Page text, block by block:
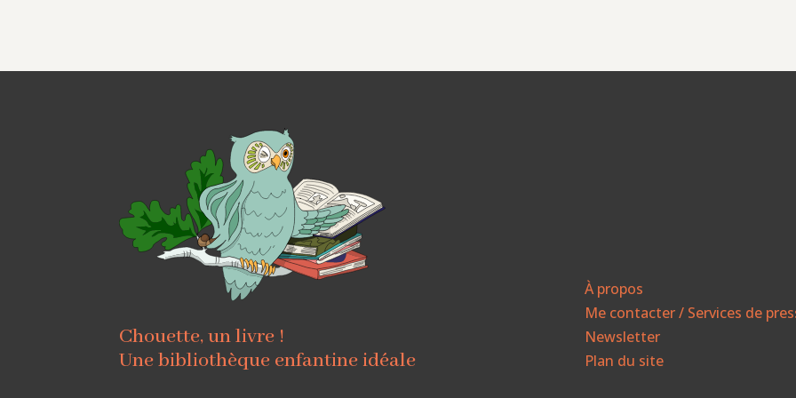
Chouette, un livre !
Une bibliothèque enfantine idéale
À propos
Me contacter / Services de
Newsletter
Plan du site